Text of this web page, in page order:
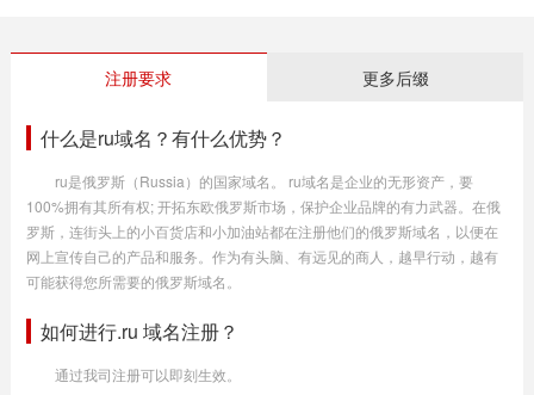
注册要求 更多后缀
什么是ru域名？有什么优势？
ru是俄罗斯（Russia）的国家域名。 ru域名是企业的无形资产，要
100%拥有其所有权; 开拓东欧俄罗斯市场，保护企业品牌的有力武器。在俄
罗斯，连街头上的小百货店和小加油站都在注册他们的俄罗斯域名，以便在
网上宣传自己的产品和服务。作为有头脑、有远见的商人，越早行动，越有
可能获得您所需要的俄罗斯域名。
如何进行.ru 域名注册？
通过我司注册可以即刻生效。